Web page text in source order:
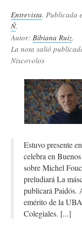
Entrevista. Publicada
Ñ.
Autor:Bibiana Ruiz.
La nota salió
Niscovolos
Estuvo presente
celebra en
sobre Michel
preludiará La
publicará Paidós.
emérito de la
Colegiales.